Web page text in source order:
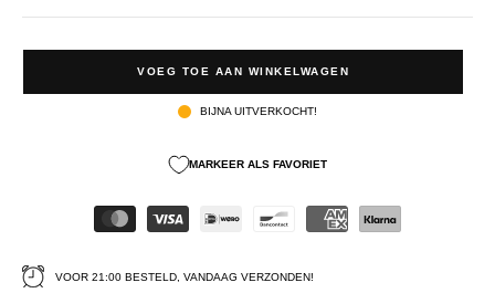
VOEG TOE AAN WINKELWAGEN
BIJNA UITVERKOCHT!
MARKEER ALS FAVORIET
VOOR 21:00 BESTELD, VANDAAG VERZONDEN!